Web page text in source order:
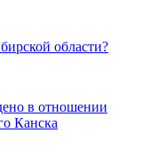
области?
в отношении
Канска